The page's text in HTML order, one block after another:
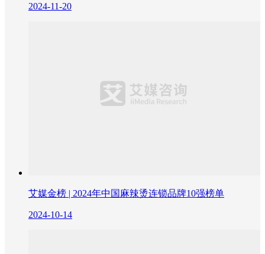
2024-11-20
艾媒金榜 | 2024年中国麻辣烫连锁品牌10强榜单
2024-10-14